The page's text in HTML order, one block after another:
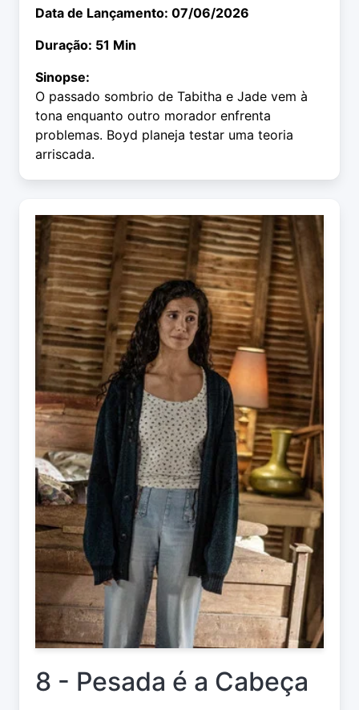
Data de Lançamento: 07/06/2026
Duração: 51 Min
Sinopse:
O passado sombrio de Tabitha e Jade vem à
tona enquanto outro morador enfrenta
problemas. Boyd planeja testar uma teoria
arriscada.
8 - Pesada é a Cabeça